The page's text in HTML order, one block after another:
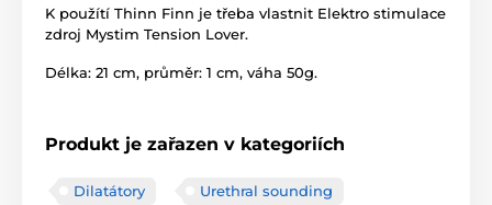
K použítí Thinn Finn je třeba vlastnit Elektro stimulace
zdroj Mystim Tension Lover.
Délka: 21 cm, průměr: 1 cm, váha 50g.
Produkt je zařazen v kategoriích
Dilatátory Urethral sounding